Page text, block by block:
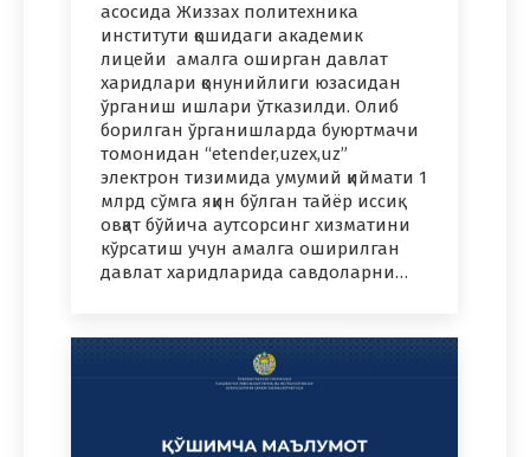
асосида Жиззах политехника
институти қошидаги академик
лицейи амалга оширган давлат
харидлари қонунийлиги юзасидан
ўрганиш ишлари ўтказилди. Олиб
борилган ўрганишларда буюртмачи
томонидан “etender,uzex,uz”
электрон тизимида умумий қиймати 1
млрд сўмга яқин бўлган тайёр иссиқ
овқат бўйича аутсорсинг хизматини
кўрсатиш учун амалга оширилган
давлат харидларида савдоларни…